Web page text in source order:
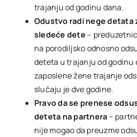
trajanju od godinu dana.
Odustvo radi nege detata
sledeće dete –
na porodiljsko odnosno
deteta u trajanju od godinu
zaposlene žene trajanje
slučaju je dve godine.
Pravo da se prenese
deteta na partnera –
nije mogao da preuzme